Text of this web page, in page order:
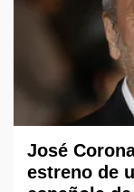
José
estreno de